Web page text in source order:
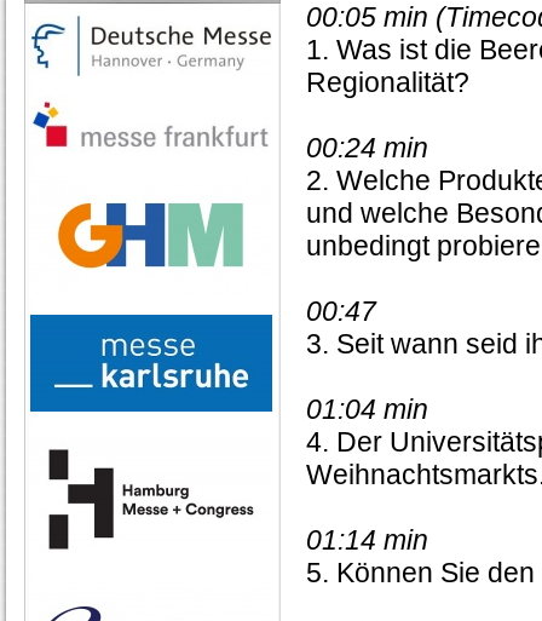
00:05 min
1. Was ist die
Regionalität?
00:24 min
2. Welche
und welche
unbedingt
00:47
3. Seit wann seid
01:04 min
4. Der
01:14 min
5. Können Sie